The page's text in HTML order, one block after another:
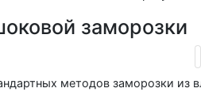
заморозки
методов заморозки из